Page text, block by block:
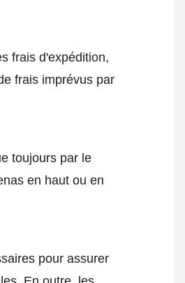
frais d'expédition,
frais imprévus par
toujours par le
en haut ou en
pour assurer